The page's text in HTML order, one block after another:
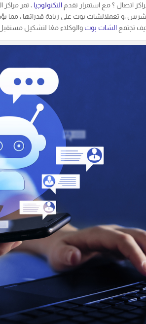
اتصال ؟ مع استمرار تقدمالتكنولوجيا ، تمر
،و تعملالشات بوت على زيادة قدراتها ،
تجتمعالشات بوت والوكلاء معًا لتشكيل مستقبل